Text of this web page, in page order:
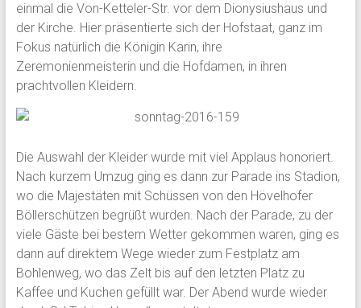
einmal die Von-Ketteler-Str. vor dem Dionysiushaus und
der Kirche. Hier präsentierte sich der Hofstaat, ganz im
Fokus natürlich die Königin Karin, ihre
Zeremonienmeisterin und die Hofdamen, in ihren
prachtvollen Kleidern.
Die Auswahl der Kleider wurde mit viel Applaus honoriert.
Nach kurzem Umzug ging es dann zur Parade ins Stadion,
wo die Majestäten mit Schüssen von den Hövelhofer
Böllerschützen begrüßt wurden. Nach der Parade, zu der
viele Gäste bei bestem Wetter gekommen waren, ging es
dann auf direktem Wege wieder zum Festplatz am
Bohlenweg, wo das Zelt bis auf den letzten Platz zu
Kaffee und Kuchen gefüllt war. Der Abend wurde wieder